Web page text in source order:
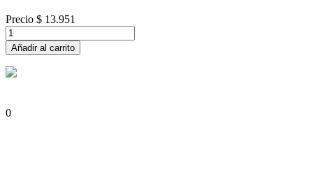
Precio $ 13.951
Añadir al carrito
0